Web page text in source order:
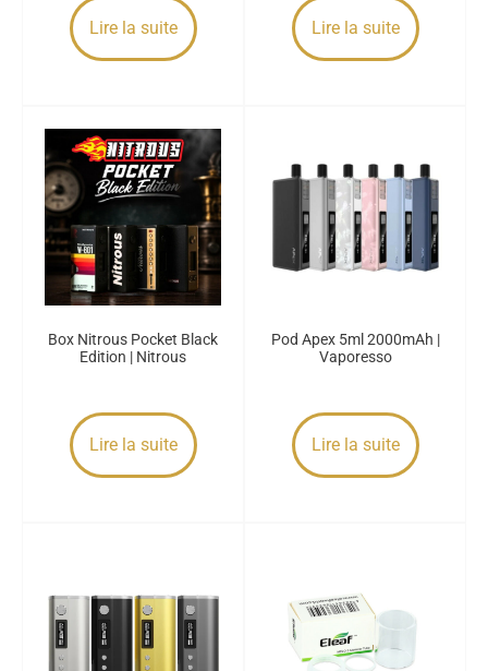
Lire la suite Lire la suite
Box Nitrous Pocket Black
Edition | Nitrous
Lire la suite
Pod Apex 5ml 2000mAh |
Vaporesso
Lire la suite